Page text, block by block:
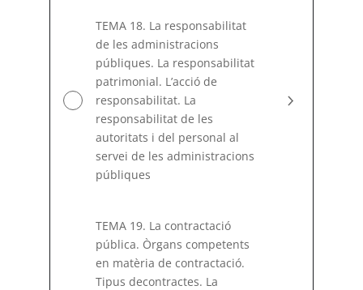
TEMA 18. La responsabilitat
de les administracions
públiques. La responsabilitat
patrimonial. L’acció de
responsabilitat. La
responsabilitat de les
autoritats i del personal al
servei de les administracions
públiques
TEMA 19. La contractació
pública. Òrgans competents
en matèria de contractació.
Tipus decontractes. La